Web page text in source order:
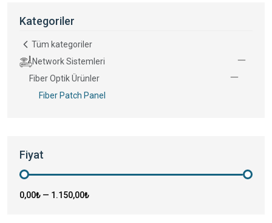
Kategoriler
Tüm kategoriler
Network Sistemleri
Fiber Optik Ürünler
Fiber Patch Panel
Fiyat
0,00₺ — 1.150,00₺